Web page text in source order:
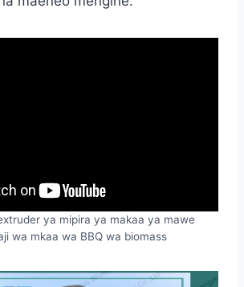
ya mipira ya makaa ya mawe
wa mkaa wa BBQ wa biomass